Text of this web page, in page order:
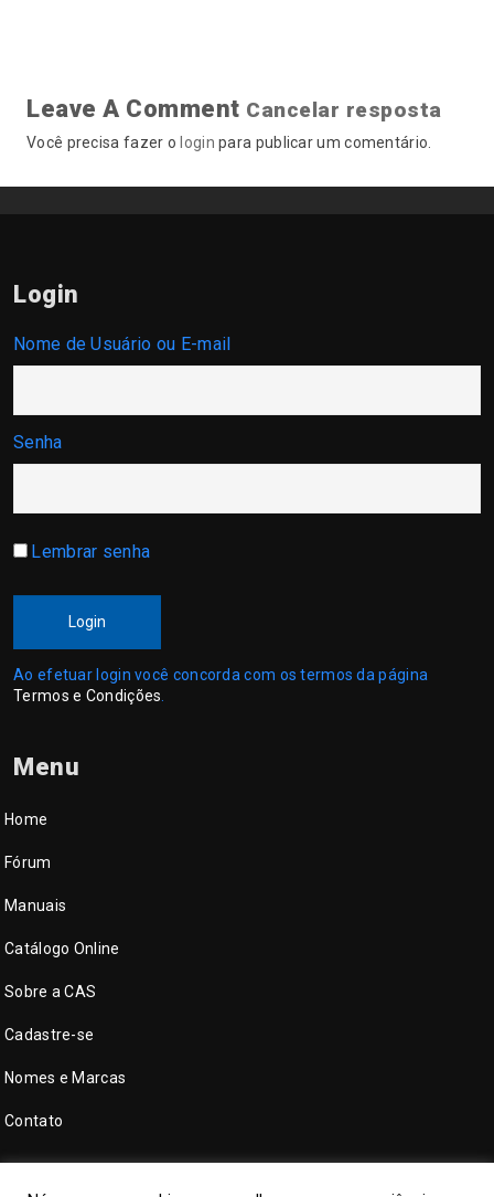
Leave A Comment Cancelar resposta
Você precisa fazer o login para publicar um comentário.
Login
Nome de Usuário ou E-mail
Senha
Lembrar senha
Login
Ao efetuar login você concorda com os termos da página
Termos e Condições
Menu
Home
Fórum
Manuais
Catálogo Online
Sobre a CAS
Cadastre-se
Nomes e Marcas
Contato